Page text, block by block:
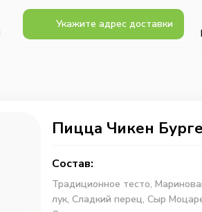
Укажите адрес доставки
Пицца Чикен
Состав:
Традиционное тесто,
лук, Сладкий перец, Сыр